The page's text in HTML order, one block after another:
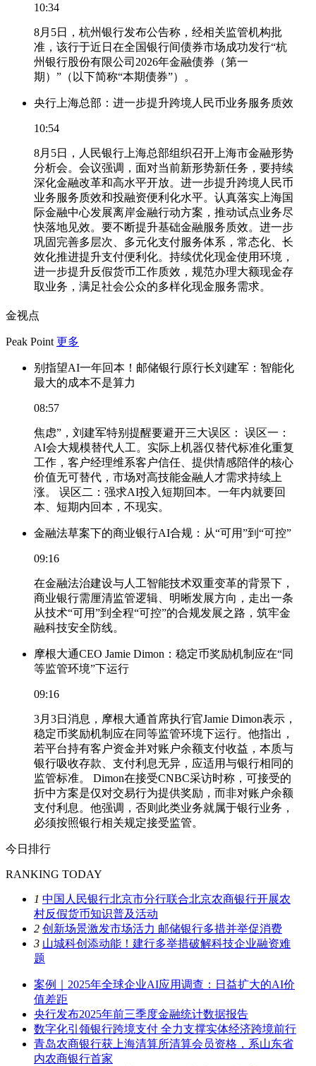
10:34
8月5日，杭州银行发布公告称，经相关监管机构批
准，该行于近日在全国银行间债券市场成功发行“杭
州银行股份有限公司2026年金融债券（第一
期）”（以下简称“本期债券”）。
央行上海总部：进一步提升跨境人民币业务服务质效
10:54
8月5日，人民银行上海总部组织召开上海市金融形势
分析会。会议强调，面对当前新形势新任务，要持续
深化金融改革和高水平开放。进一步提升跨境人民币
业务服务质效和投融资便利化水平。认真落实上海国
际金融中心发展离岸金融行动方案，推动试点业务尽
快落地见效。要不断提升基础金融服务质效。进一步
巩固完善多层次、多元化支付服务体系，常态化、长
效化推进提升支付便利化。持续优化现金使用环境，
进一步提升反假货币工作质效，规范办理大额现金存
取业务，满足社会公众的多样化现金服务需求。
金视点
Peak Point 更多
别指望AI一年回本！邮储银行原行长刘建军：智能化
最大的成本不是算力
08:57
焦虑”，刘建军特别提醒要避开三大误区： 误区一：
AI会大规模替代人工。实际上机器仅替代标准化重复
工作，客户经理维系客户信任、提供情感陪伴的核心
价值无可替代，市场对高技能金融人才需求持续上
涨。 误区二：强求AI投入短期回本。一年内就要回
本、短期内回本，不现实。
金融法草案下的商业银行AI合规：从“可用”到“可控”
09:16
在金融法治建设与人工智能技术双重变革的背景下，
商业银行需厘清监管逻辑、明晰发展方向，走出一条
从技术“可用”到全程“可控”的合规发展之路，筑牢金
融科技安全防线。
摩根大通CEO Jamie Dimon：稳定币奖励机制应在“同
等监管环境”下运行
09:16
3月3日消息，摩根大通首席执行官Jamie Dimon表示，
稳定币奖励机制应在同等监管环境下运行。他指出，
若平台持有客户资金并对账户余额支付收益，本质与
银行吸收存款、支付利息无异，应适用与银行相同的
监管标准。 Dimon在接受CNBC采访时称，可接受的
折中方案是仅对交易行为提供奖励，而非对账户余额
支付利息。他强调，否则此类业务就属于银行业务，
必须按照银行相关规定接受监管。
今日排行
RANKING TODAY
1 中国人民银行北京市分行联合北京农商银行开展农
村反假货币知识普及活动
2 创新场景激发市场活力 邮储银行多措并举促消费
3 山城科创添动能！建行多举措破解科技企业融资难
题
案例｜2025年全球企业AI应用调查：日益扩大的AI价
值差距
央行发布2025年前三季度金融统计数据报告
数字化引领银行跨境支付 全力支撑实体经济跨境前行
青岛农商银行获上海清算所清算会员资格，系山东省
内农商银行首家